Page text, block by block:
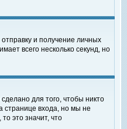
и получение личных
всего несколько секунд, но
для того, чтобы никто
странице входа, но мы не
это значит, что